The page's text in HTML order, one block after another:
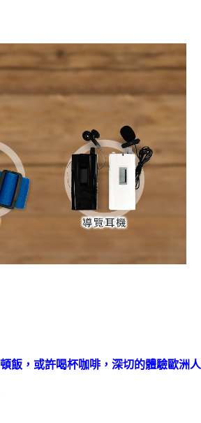
飯，或許喝杯咖啡，深切的體驗歐洲人